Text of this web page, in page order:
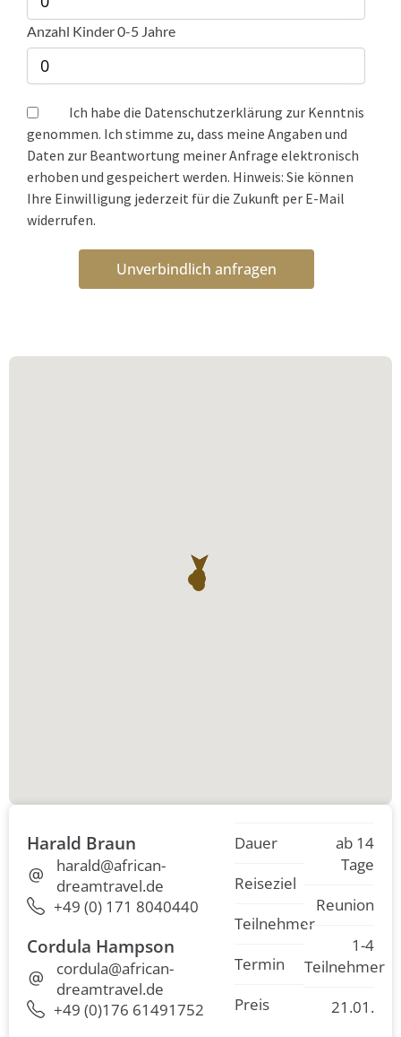
Anzahl Kinder 0-5 Jahre
Ich habe die Datenschutzerklärung zur Kenntnis
genommen. Ich stimme zu, dass meine Angaben und
Daten zur Beantwortung meiner Anfrage elektronisch
erhoben und gespeichert werden. Hinweis: Sie können
Ihre Einwilligung jederzeit für die Zukunft per E-Mail
widerrufen.
Unverbindlich anfragen
Harald Braun
harald@african-
dreamtravel.de
+49 (0) 171 8040440
Cordula Hampson
cordula@african-
dreamtravel.de
+49 (0)176 61491752
Dauer
Reiseziel
Teilnehmer
Termin
Preis
ab 14
Tage
Reunion
1-4
Teilnehmer
21.01.